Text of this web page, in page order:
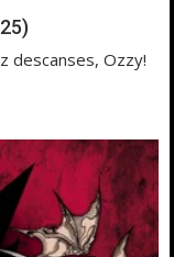
descanses, Ozzy!